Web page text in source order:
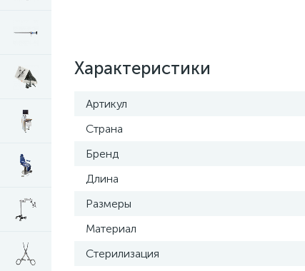
Характеристики
Артикул
Страна
Бренд
Длина
Размеры
Материал
Стерилизация